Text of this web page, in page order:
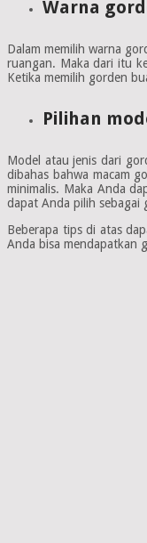
Warna
Dalam memilih warna
ruangan. Maka dari itu
Ketika memilih gorden
Pilihan
Model atau jenis dari
dibahas bahwa macam
minimalis. Maka Anda
dapat Anda pilih sebagai
Beberapa tips di atas
Anda bisa mendapatkan